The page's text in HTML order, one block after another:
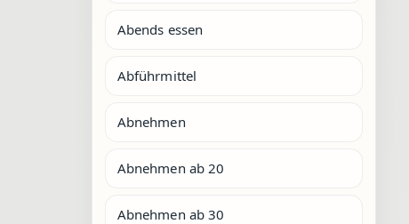
Abends essen
Abführmittel
Abnehmen
Abnehmen ab 20
Abnehmen ab 30